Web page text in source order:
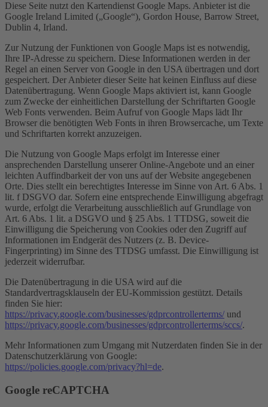
Diese Seite nutzt den Kartendienst Google Maps. Anbieter ist die
Google Ireland Limited („Google“), Gordon House, Barrow Street,
Dublin 4, Irland.
Zur Nutzung der Funktionen von Google Maps ist es notwendig,
Ihre IP-Adresse zu speichern. Diese Informationen werden in der
Regel an einen Server von Google in den USA übertragen und dort
gespeichert. Der Anbieter dieser Seite hat keinen Einfluss auf diese
Datenübertragung. Wenn Google Maps aktiviert ist, kann Google
zum Zwecke der einheitlichen Darstellung der Schriftarten Google
Web Fonts verwenden. Beim Aufruf von Google Maps lädt Ihr
Browser die benötigten Web Fonts in ihren Browsercache, um Texte
und Schriftarten korrekt anzuzeigen.
Die Nutzung von Google Maps erfolgt im Interesse einer
ansprechenden Darstellung unserer Online-Angebote und an einer
leichten Auffindbarkeit der von uns auf der Website angegebenen
Orte. Dies stellt ein berechtigtes Interesse im Sinne von Art. 6 Abs. 1
lit. f DSGVO dar. Sofern eine entsprechende Einwilligung abgefragt
wurde, erfolgt die Verarbeitung ausschließlich auf Grundlage von
Art. 6 Abs. 1 lit. a DSGVO und § 25 Abs. 1 TTDSG, soweit die
Einwilligung die Speicherung von Cookies oder den Zugriff auf
Informationen im Endgerät des Nutzers (z. B. Device-
Fingerprinting) im Sinne des TTDSG umfasst. Die Einwilligung ist
jederzeit widerrufbar.
Die Datenübertragung in die USA wird auf die
Standardvertragsklauseln der EU-Kommission gestützt. Details
finden Sie hier:
https://privacy.google.com/businesses/gdprcontrollerterms/ und
https://privacy.google.com/businesses/gdprcontrollerterms/sccs/.
Mehr Informationen zum Umgang mit Nutzerdaten finden Sie in der
Datenschutzerklärung von Google:
https://policies.google.com/privacy?hl=de.
Google reCAPTCHA